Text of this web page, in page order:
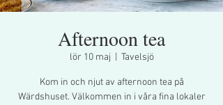
Afternoon tea
lör 10 maj Tavelsjö
Kom in och njut av afternoon tea på
Wärdshuset. Välkommen in i våra fina lokaler